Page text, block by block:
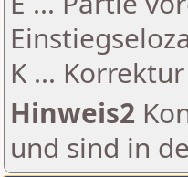
K ...
Hinweis2
und sind in